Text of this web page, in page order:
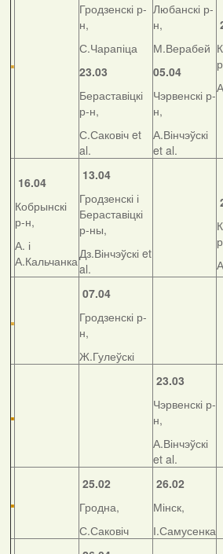
Гродзенскі р-
н,
С.Чарапіца
23.03
Бераставіцкі
р-н,
С.Саковіч et
al.
Любанскі р-
н,
М.Верабей
05.04
Чэрвенскі р-
н,
А.Вінчэўскі
et al.
16.04
Кобрынскі
р-н,
А. і
А.Кальчанка
13.04
Гродзенскі і
Бераставіцкі
р-ны,
Дз.Вінчэўскі et
al.
07.04
Гродзенскі р-
н,
Ж.Гулеўскі
23.03
Чэрвенскі р-
н,
А.Вінчэўскі
et al.
25.02
Гродна,
С.Саковіч
26.02
Мінск,
І.Самусенка